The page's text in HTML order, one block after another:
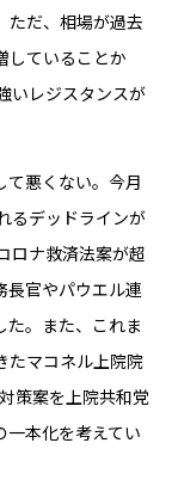
ただ、相場が過去
していることか
いレジスタンスが
て悪くない。今月
るデッドラインが
ロナ救済法案が超
長官やパウエル連
た。また、これま
たマコネル上院院
策案を上院共和党
一本化を考えてい